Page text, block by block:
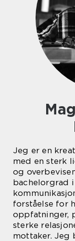
Magnus Storsand
Jeg er en
med en sterk
og
bachelorgrad
forståelse for
oppfatninger,
sterke
mottaker. Jeg